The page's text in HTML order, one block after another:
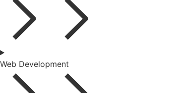
Web Development